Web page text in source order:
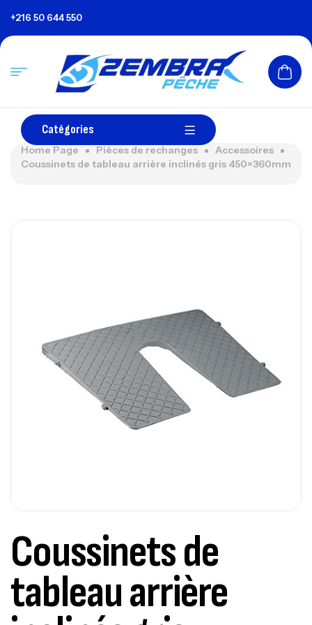
+216 50 644 550
Catégories
Home Page Pièces de rechanges
Accessoires
Coussinets de tableau arrière inclinés gris 450×360mm
Coussinets de
tableau arrière